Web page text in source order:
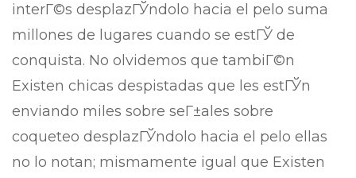
interГ©s desplazГЎndolo hacia el pelo suma
millones de lugares cuando se estГЎ de
conquista. No olvidemos que tambiГ©n
Existen chicas despistadas que les estГЎn
enviando miles sobre seГ±ales sobre
coqueteo desplazГЎndolo hacia el pelo ellas
no lo notan; mismamente igual que Existen